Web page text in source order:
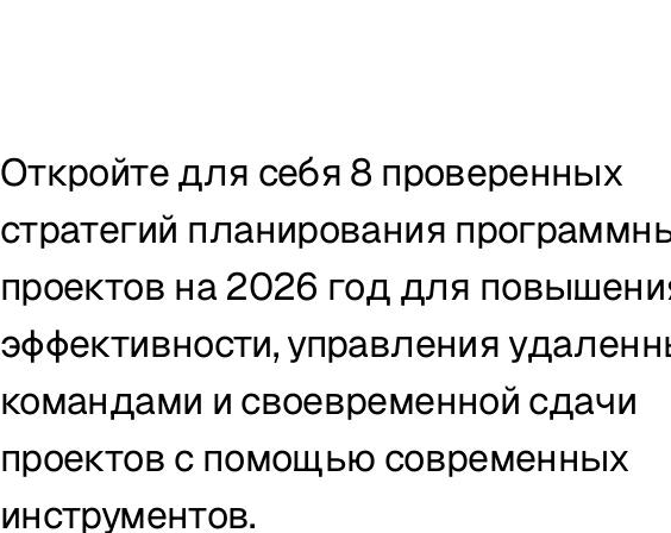
Откройте для себя 8 проверенных
стратегий планирования
проектов на 2026 год для
эффективности, управления
командами и своевременной сдачи
проектов с помощью современных
инструментов.